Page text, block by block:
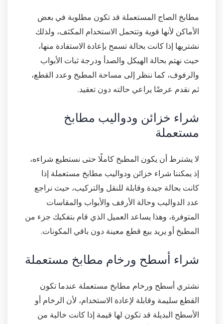
مطابخ الصاج المستعملة قد تكون مطلوبة في بعض
الأماكن لأنها قوية وتتحمل الاستخدام المكثف، ولذلك
نشتريها إذا كانت بحالة تسمح بإعادة الاستفادة منها،
حيث نهتم بحالة الهيكل والصدأ ودرجة ثبات الأبواب
والرفوف، كما ننظر إلى مساحة المطبخ وعدد القطع،
ثم نقدم عرضًا يراعي حالته دون تعقيد.
شراء خزائن ودواليب مطابخ
مستعملة
لا يشترط أن يكون المطبخ كاملًا حتى نستطيع شراءه،
إذ يمكننا شراء خزائن ودواليب مطابخ مستعملة إذا
كانت بحالة جيدة وقابلة للنقل والتركيب، حيث نراجع
عدد الدواليب وحالة الأرفف والأبواب والمقاسات
المتوفرة، وهذا يساعد العميل الذي قام بتفكيك جزء من
المطبخ أو يريد بيع قطع معينة دون باقي المكونات.
شراء أسطح ورخام مطابخ مستعملة
نشتري أسطح ورخام مطابخ مستعملة عندما تكون
القطع سليمة وقابلة لإعادة الاستخدام، لأن الرخام أو
الأسطح البديلة قد تكون لها قيمة إذا كانت خالية من